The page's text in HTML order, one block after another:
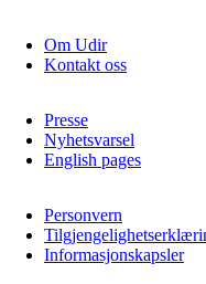
Om Udir
Kontakt oss
Presse
Nyhetsvarsel
English pages
Personvern
Informasjonskapsler